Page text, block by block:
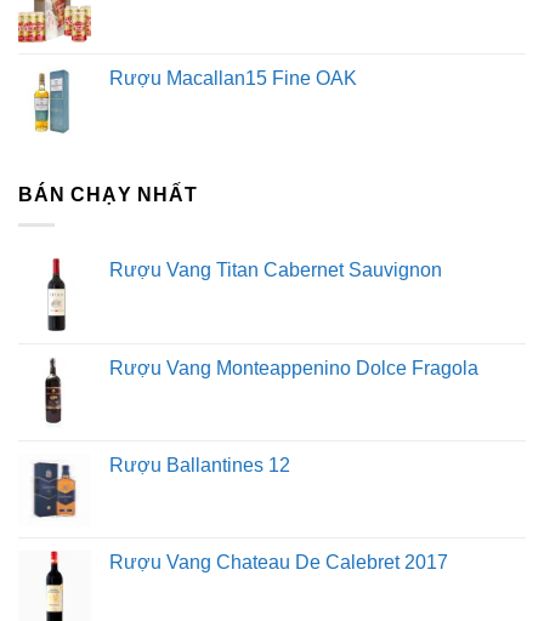
Rượu Macallan15 Fine OAK
BÁN CHẠY NHẤT
Rượu Vang Titan Cabernet Sauvignon
Rượu Vang Monteappenino Dolce Fragola
Rượu Ballantines 12
Rượu Vang Chateau De Calebret 2017